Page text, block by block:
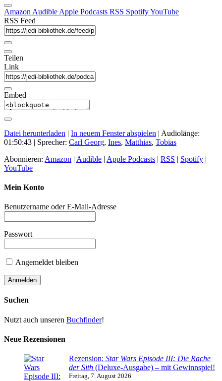
Amazon Audible Apple Podcasts RSS SpotifyYouTube
RSS Feed
Teilen
Link
Embed
Datei herunterladen | In neuem Fenster abspielen | Audiolänge:
01:50:43 | Sprecher: Carl Georg, Ines, Matthias, Tobias
Abonnieren: Amazon | Audible | Apple Podcasts | RSS | Spotify |
YouTube
Mein Konto
Benutzername oder E-Mail-Adresse
Passwort
Angemeldet bleiben
Suchen
Nutzt auch unseren Buchfinder!
Neue Rezensionen
Rezension: Star Wars Episode III: Die Rache
der Sith (Deluxe-Ausgabe) – mit Gewinnspiel!
Freitag, 7. August 2026